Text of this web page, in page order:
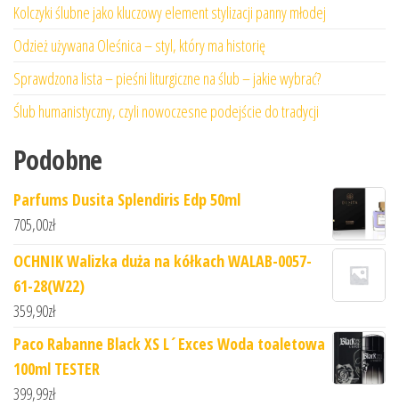
Kolczyki ślubne jako kluczowy element stylizacji panny młodej
Odzież używana Oleśnica – styl, który ma historię
Sprawdzona lista – pieśni liturgiczne na ślub – jakie wybrać?
Ślub humanistyczny, czyli nowoczesne podejście do tradycji
Podobne
Parfums Dusita Splendiris Edp 50ml
705,00zł
OCHNIK Walizka duża na kółkach WALAB-0057-
61-28(W22)
359,90zł
Paco Rabanne Black XS L´Exces Woda toaletowa
100ml TESTER
399,99zł